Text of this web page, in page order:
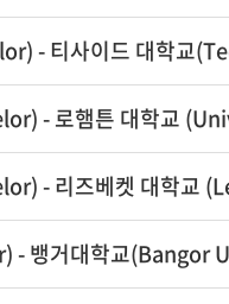
- 티사이드 대학교
- 로햄튼 대학교
- 리즈베켓 대학교
- 뱅거대학교(Bangor